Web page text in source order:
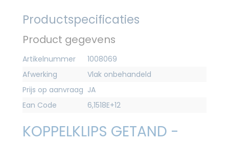
Productspecificaties
Product gegevens
Artikelnummer
1008069
Afwerking
Vlak onbehandeld
Prijs op aanvraag JA
Ean Code
6,1518E+12
KOPPELKLIPS GETAND -